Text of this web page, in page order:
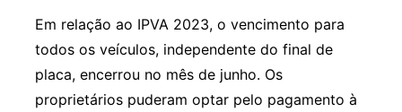
Em relação ao IPVA 2023, o vencimento para
todos os veículos, independente do final de
placa, encerrou no mês de junho. Os
proprietários puderam optar pelo pagamento à